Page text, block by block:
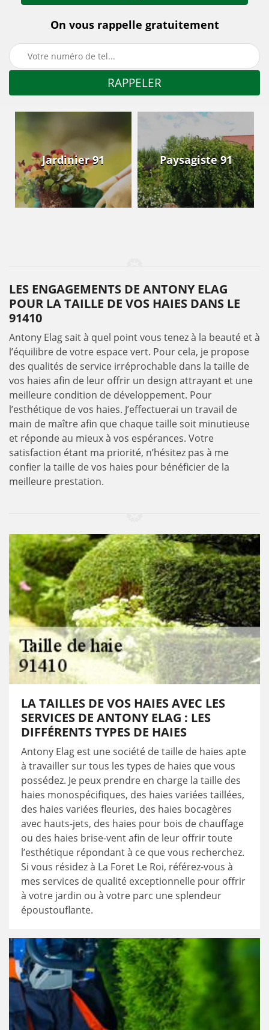
On vous rappelle gratuitement
Jardinier 91 Paysagiste 91
LES ENGAGEMENTS DE ANTONY ELAG
POUR LA TAILLE DE VOS HAIES DANS LE
91410
Antony Elag sait à quel point vous tenez à la beauté et à
l’équilibre de votre espace vert. Pour cela, je propose
des qualités de service irréprochable dans la taille de
vos haies afin de leur offrir un design attrayant et une
meilleure condition de développement. Pour
l’esthétique de vos haies. J’effectuerai un travail de
main de maître afin que chaque taille soit minutieuse
et réponde au mieux à vos espérances. Votre
satisfaction étant ma priorité, n’hésitez pas à me
confier la taille de vos haies pour bénéficier de la
meilleure prestation.
LA TAILLES DE VOS HAIES AVEC LES
SERVICES DE ANTONY ELAG : LES
DIFFÉRENTS TYPES DE HAIES
Antony Elag est une société de taille de haies apte
à travailler sur tous les types de haies que vous
possédez. Je peux prendre en charge la taille des
haies monospécifiques, des haies variées taillées,
des haies variées fleuries, des haies bocagères
avec hauts-jets, des haies pour bois de chauffage
ou des haies brise-vent afin de leur offrir toute
l’esthétique répondant à ce que vous recherchez.
Si vous résidez à La Foret Le Roi, référez-vous à
mes services de qualité exceptionnelle pour offrir
à votre jardin ou à votre parc une splendeur
époustouflante.